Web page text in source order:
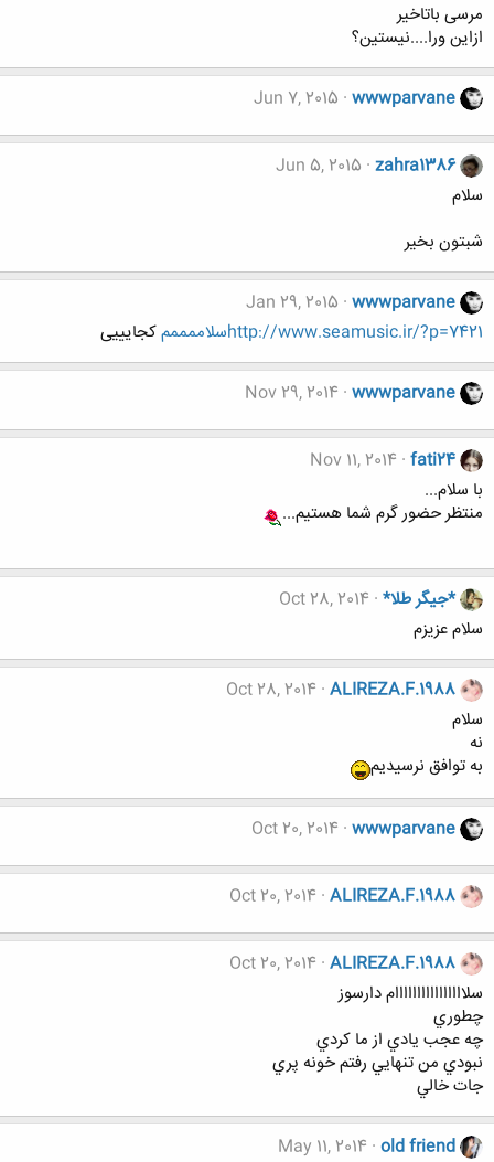
مرسی باتاخیر
ازاین ورا....نیستین؟
wwwparvane
Jun 7, 2015
zahra1386
Jun 5, 2015
سلام
شبتون بخیر
wwwparvane
Jan 29, 2015
http://www.seamusic.ir/?p=7421سلاممممم
کجایییی
wwwparvane
Nov 29, 2014
fati24
Nov 11, 2014
با سلام...
منتظر حضور گرم شما هستیم...
*جیگر طلا* Oct 28, 2014
سلام عزیزم
ALIREZA.F.1988
Oct 28, 2014
سلام
نه
به توافق نرسيديم
wwwparvane
Oct 20, 2014
ALIREZA.F.1988
Oct 20, 2014
ALIREZA.F.1988
Oct 20, 2014
سلاااااااااااااااام دارسوز
چطوري
چه عجب يادي از ما كردي
نبودي من تنهايي رفتم خونه پري
جات خالي
old friend
May 11, 2014